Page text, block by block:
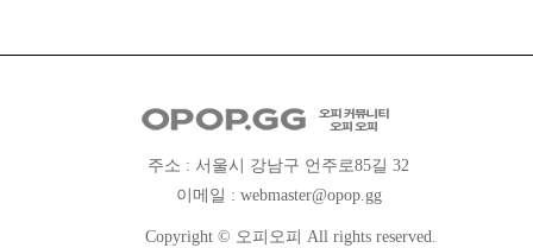
주소 : 서울시 강남구 언주로85길 32
이메일 : webmaster@opop.gg
Copyright © 오피오피 All rights reserved.